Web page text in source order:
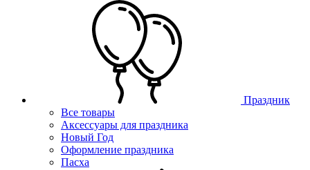
Праздник
Все товары
Аксессуары для праздника
Новый Год
Оформление праздника
Пасха